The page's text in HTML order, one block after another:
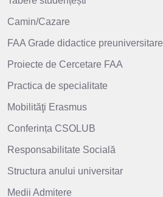
Camin/Cazare
FAA Grade didactice preuniversitare
Proiecte de Cercetare FAA
Practica de specialitate
Mobilităţi Erasmus
Conferința CSOLUB
Responsabilitate Socială
Structura anului universitar
Medii Admitere